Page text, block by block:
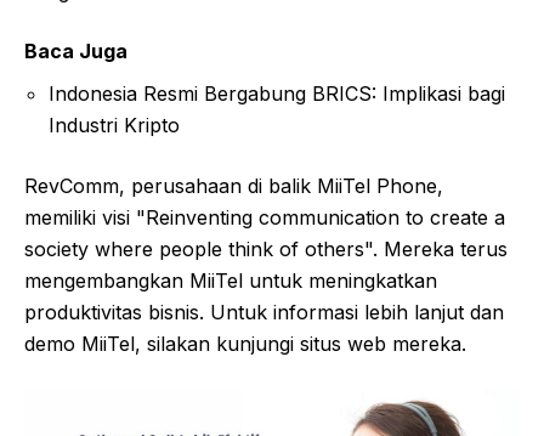
Baca Juga
Indonesia Resmi Bergabung BRICS: Implikasi bagi
Industri Kripto
RevComm, perusahaan di balik MiiTel Phone,
memiliki visi "Reinventing communication to create a
society where people think of others". Mereka terus
mengembangkan MiiTel untuk meningkatkan
produktivitas bisnis. Untuk informasi lebih lanjut dan
demo MiiTel, silakan kunjungi situs web mereka.